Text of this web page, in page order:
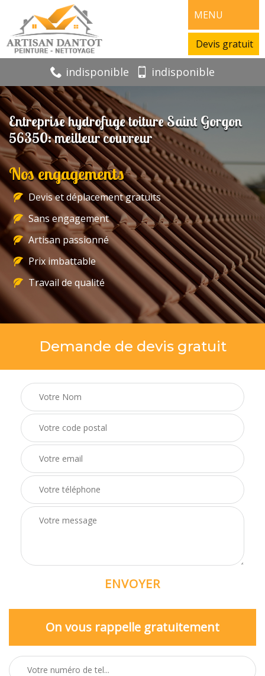
MENU
Devis gratuit
indisponible indisponible
Entreprise hydrofuge toiture Saint Gorgon
56350: meilleur couvreur
Nos engagements
Devis et déplacement gratuits
Sans engagement
Artisan passionné
Prix imbattable
Travail de qualité
Demande de devis gratuit
On vous rappelle gratuitement